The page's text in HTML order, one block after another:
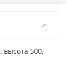
высота 500,